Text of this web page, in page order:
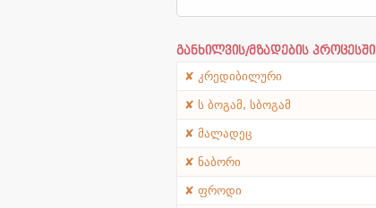
განხილვის/მზადების პროცესში
კრედიბილური
ს ბოგამ, სბოგამ
მალადეც
ნაბორი
ფროდი